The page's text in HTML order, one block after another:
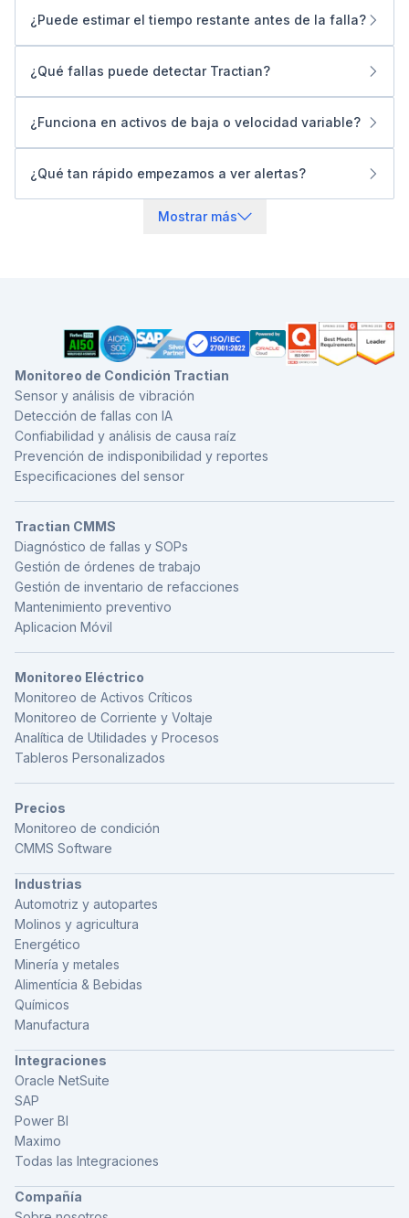
las alertas futuras.
¿Puede estimar el tiempo restante antes de la falla?
y referencias históricas.
¿Qué fallas puede detectar Tractian?
engranes, problemas de lubricación, sobrecalentamiento
y más, ampliándose conforme los modelos aprenden.
¿Funciona en activos de baja o velocidad variable?
velocidades y en condiciones operativas variables.
¿Qué tan rápido empezamos a ver alertas?
intervención de IT; los modelos operan conforme llegan
Mostrar más
Monitoreo de Condición Tractian
Sensor y análisis de vibración
Detección de fallas con IA
Confiabilidad y análisis de causa raíz
Prevención de indisponibilidad y reportes
Especificaciones del sensor
Tractian CMMS
Diagnóstico de fallas y SOPs
Gestión de órdenes de trabajo
Gestión de inventario de refacciones
Mantenimiento preventivo
Aplicacion Móvil
Monitoreo Eléctrico
Monitoreo de Activos Críticos
Monitoreo de Corriente y Voltaje
Analítica de Utilidades y Procesos
Tableros Personalizados
Precios
Monitoreo de condición
CMMS Software
Industrias
Automotriz y autopartes
Molinos y agricultura
Energético
Minería y metales
Alimentícia & Bebidas
Químicos
Manufactura
Integraciones
Oracle NetSuite
SAP
Power BI
Maximo
Todas las Integraciones
Compañía